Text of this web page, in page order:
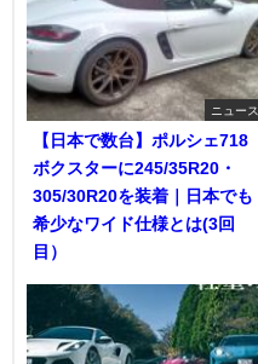
ニュース
【日本で数台】ポルシェ718
ボクスターに245/35R20・
305/30R20を装着｜日本でも
希少なワイド仕様とは(3回
目）